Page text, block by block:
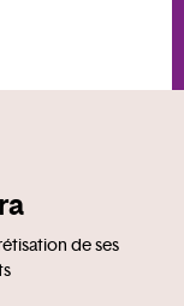
de ses